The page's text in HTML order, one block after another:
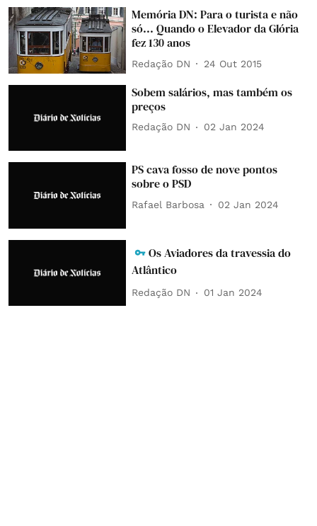
Memória DN: Para o turista e não
só... Quando o Elevador da Glória
fez 130 anos
Redação DN 24 Out 2015
Sobem salários, mas também os
preços
Redação DN 02 Jan 2024
PS cava fosso de nove pontos
sobre o PSD
Rafael Barbosa 02 Jan 2024
Os Aviadores da travessia do
Atlântico
Redação DN 01 Jan 2024